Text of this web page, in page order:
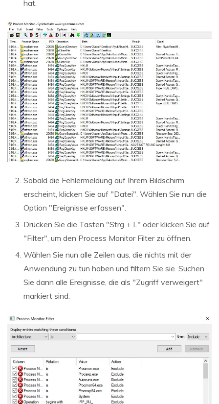
hat.
Sobald die Fehlermeldung auf Ihrem Bildschirm
erscheint, klicken Sie auf "Datei". Wählen Sie nun die
Option "Ereignisse erfassen".
Drücken Sie die Tasten "Strg + L" oder klicken Sie auf
"Filter", um den Process Monitor Filter zu öffnen.
Wählen Sie nun alle Zeilen aus, die nichts mit der
Anwendung zu tun haben und filtern Sie sie. Suchen
Sie dann alle Ereignisse, die als "Zugriff verweigert"
markiert sind.